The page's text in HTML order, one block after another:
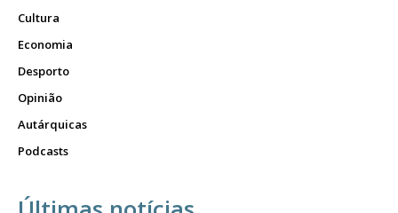
Cultura
Economia
Desporto
Opinião
Autárquicas
Podcasts